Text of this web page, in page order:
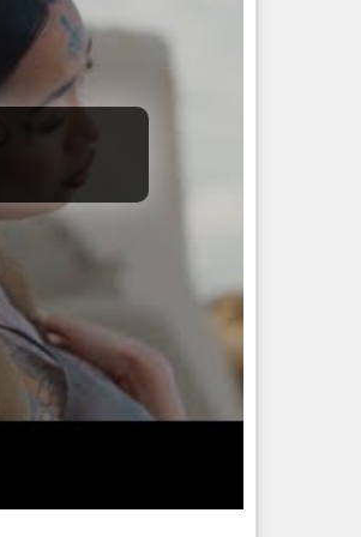
récupérées et
pour le moment, La Libertad
est composée de provinces
et de la situation
les péronistes sont incapables
se concrétiser, notamment
l’occasion pour augmenter les
partie de son électorat
arrêt de toutes les subventions
les plus réactionnaires de la
de réprimer le mouvement
à descendre dans les rues
va aussi être très
a une forte histoire de
et des manifestations le